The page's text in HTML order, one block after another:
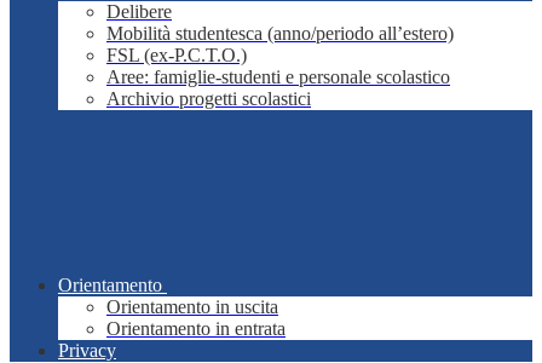
Delibere
Mobilità studentesca (anno/periodo all’estero)
FSL (ex-P.C.T.O.)
Aree: famiglie-studenti e personale scolastico
Archivio progetti scolastici
Orientamento
Orientamento in uscita
Orientamento in entrata
Privacy